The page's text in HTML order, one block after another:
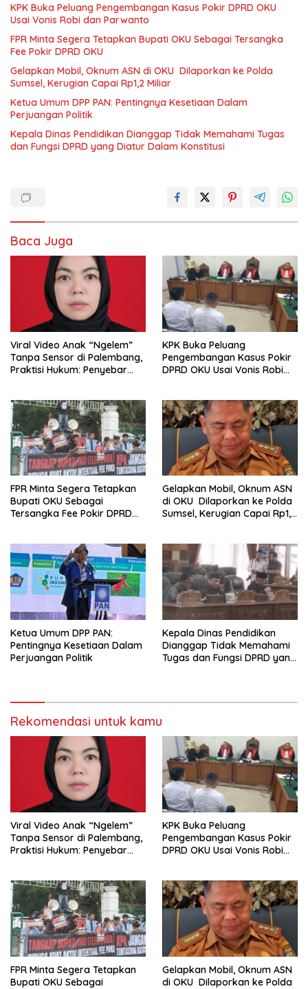
KPK Buka Peluang Pengembangan Kasus Pokir DPRD OKU
Usai Vonis Robi dan Parwanto
FPR Minta Segera Tetapkan Bupati OKU Sebagai Tersangka
Fee Pokir DPRD OKU
Gelapkan Mobil, Oknum ASN di OKU Dilaporkan ke Polda
Sumsel, Kerugian Capai Rp1,2 Miliar
Ketua Umum DPP PAN: Pentingnya Kesetiaan Dalam
Perjuangan Politik
Kepala Dinas Pendidikan Dianggap Tidak Memahami Tugas
dan Fungsi DPRD yang Diatur Dalam Konstitusi
Baca Juga
Viral Video Anak “Ngelem”
Tanpa Sensor di Palembang,
Praktisi Hukum: Penyebar
KPK Buka Peluang
Pengembangan Kasus Pokir
DPRD OKU Usai Vonis Robi
FPR Minta Segera Tetapkan
Bupati OKU Sebagai
Tersangka Fee Pokir DPRD
Gelapkan Mobil, Oknum ASN
di OKU Dilaporkan ke Polda
Sumsel, Kerugian Capai Rp1,2
Ketua Umum DPP PAN:
Pentingnya Kesetiaan Dalam
Perjuangan Politik
Kepala Dinas Pendidikan
Dianggap Tidak Memahami
Tugas dan Fungsi DPRD yang
Rekomendasi untuk kamu
Viral Video Anak “Ngelem”
Tanpa Sensor di Palembang,
Praktisi Hukum: Penyebar
KPK Buka Peluang
Pengembangan Kasus Pokir
DPRD OKU Usai Vonis Robi
FPR Minta Segera Tetapkan
Bupati OKU Sebagai
Gelapkan Mobil, Oknum ASN
di OKU Dilaporkan ke Polda